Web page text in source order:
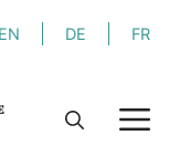
EN DE FR